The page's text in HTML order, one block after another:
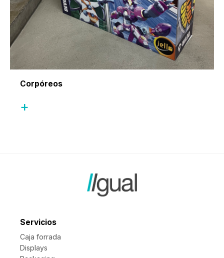
Corpóreos
+
Servicios
Caja forrada
Displays